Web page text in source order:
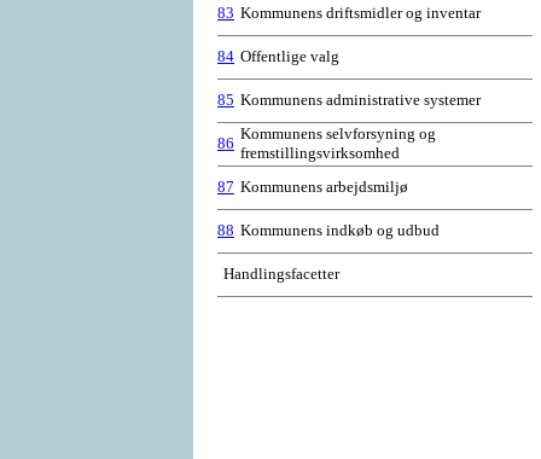
83 Kommunens driftsmidler og inventar
84 Offentlige valg
85 Kommunens administrative systemer
86
Kommunens selvforsyning og
fremstillingsvirksomhed
87 Kommunens arbejdsmiljø
88 Kommunens indkøb og udbud
Handlingsfacetter